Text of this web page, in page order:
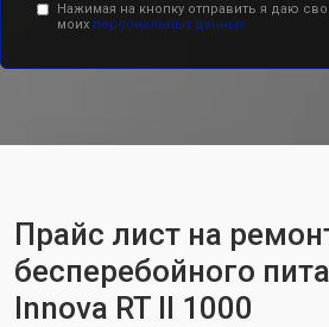
Нажимая на кнопку отправить я даю
моих персональных данных.
Прайс лист на
бесперебойного
Innova RT II 1000